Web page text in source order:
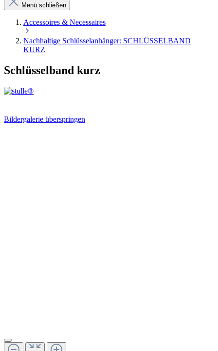
Menü schließen
Accessoires & Necessaires
Nachhaltige Schlüsselanhänger: SCHLÜSSELBAND
KURZ
Schlüsselband kurz
Bildergalerie überspringen